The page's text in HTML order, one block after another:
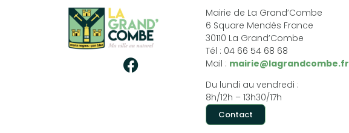
Mairie de La Grand’Combe
6 Square Mendès France
30110 La Grand’Combe
Tél : 04 66 54 68 68
Mail : mairie@lagrandcombe.fr
Du lundi au vendredi :
8h/12h – 13h30/17h
Contact